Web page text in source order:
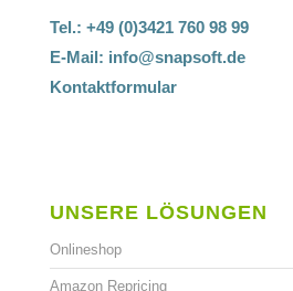
Tel.: +49 (0)3421 760 98 99
E-Mail: info@snapsoft.de
Kontaktformular
UNSERE LÖSUNGEN
Onlineshop
Amazon Repricing